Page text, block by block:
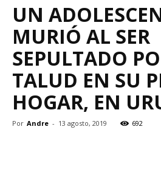
UN
MURIÓ AL SER
SEPULTADO
TALUD EN SU
HOGAR, EN
Por Andre - 13 agosto, 2019 692